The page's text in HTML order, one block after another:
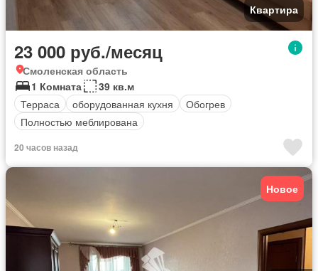
Квартира
23 000 руб./месяц
Смоленская область
1 Комната
39 кв.м
Терраса
оборудованная кухня
Обогрев
Полностью меблирована
20 часов назад
Новое